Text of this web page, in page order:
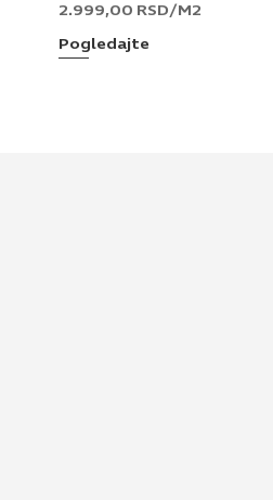
2.999,00 RSD/M2
Pogledajte